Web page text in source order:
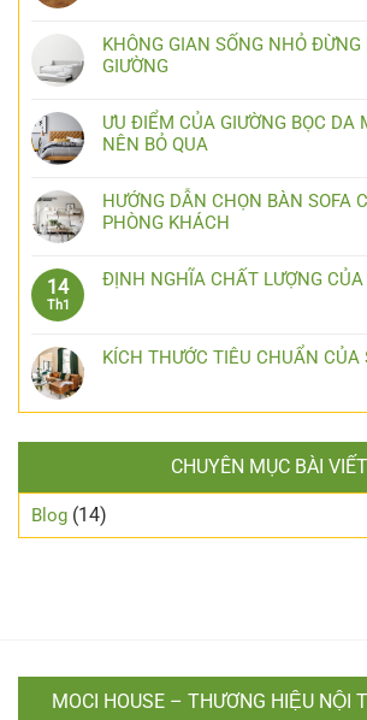
KHÔNG GIAN SỐNG NHỎ ĐỪNG
GIƯỜNG
ƯU ĐIỂM CỦA GIƯỜNG BỌC DA
NÊN BỎ QUA
HƯỚNG DẪN CHỌN BÀN SOFA
PHÒNG KHÁCH
14
Th1
ĐỊNH NGHĨA CHẤT LƯỢNG CỦA
KÍCH THƯỚC TIÊU CHUẨN CỦA
CHUYÊN MỤC BÀI VIẾT
Blog (14)
MOCI HOUSE – THƯƠNG HIỆU NỘI